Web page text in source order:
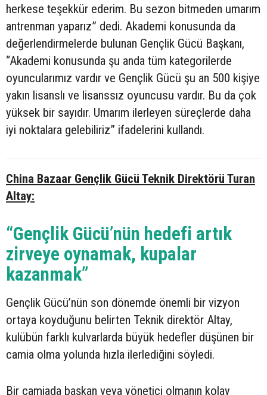
herkese teşekkür ederim. Bu sezon bitmeden umarım
antrenman yaparız” dedi. Akademi konusunda da
değerlendirmelerde bulunan Gençlik Gücü Başkanı,
“Akademi konusunda şu anda tüm kategorilerde
oyuncularımız vardır ve Gençlik Gücü şu an 500 kişiye
yakın lisanslı ve lisanssız oyuncusu vardır. Bu da çok
yüksek bir sayıdır. Umarım ilerleyen süreçlerde daha
iyi noktalara gelebiliriz” ifadelerini kullandı.
China Bazaar Gençlik Gücü Teknik Direktörü Turan
Altay:
“Gençlik Gücü’nün hedefi artık
zirveye oynamak, kupalar
kazanmak”
Gençlik Gücü’nün son dönemde önemli bir vizyon
ortaya koyduğunu belirten Teknik direktör Altay,
kulübün farklı kulvarlarda büyük hedefler düşünen bir
camia olma yolunda hızla ilerlediğini söyledi.
Bir camiada başkan veya yönetici olmanın kolay